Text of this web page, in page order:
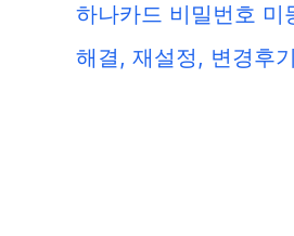
하나카드 비밀번호 미
해결, 재설정, 변경후기